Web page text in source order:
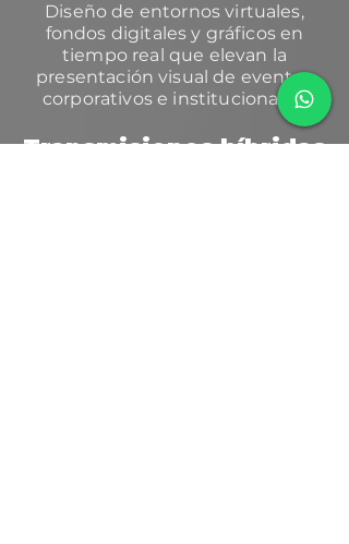
Diseño de entornos virtuales,
fondos digitales y gráficos en
tiempo real que elevan la
presentación visual de eventos
corporativos e institucionales.
Transmisiones híbridas